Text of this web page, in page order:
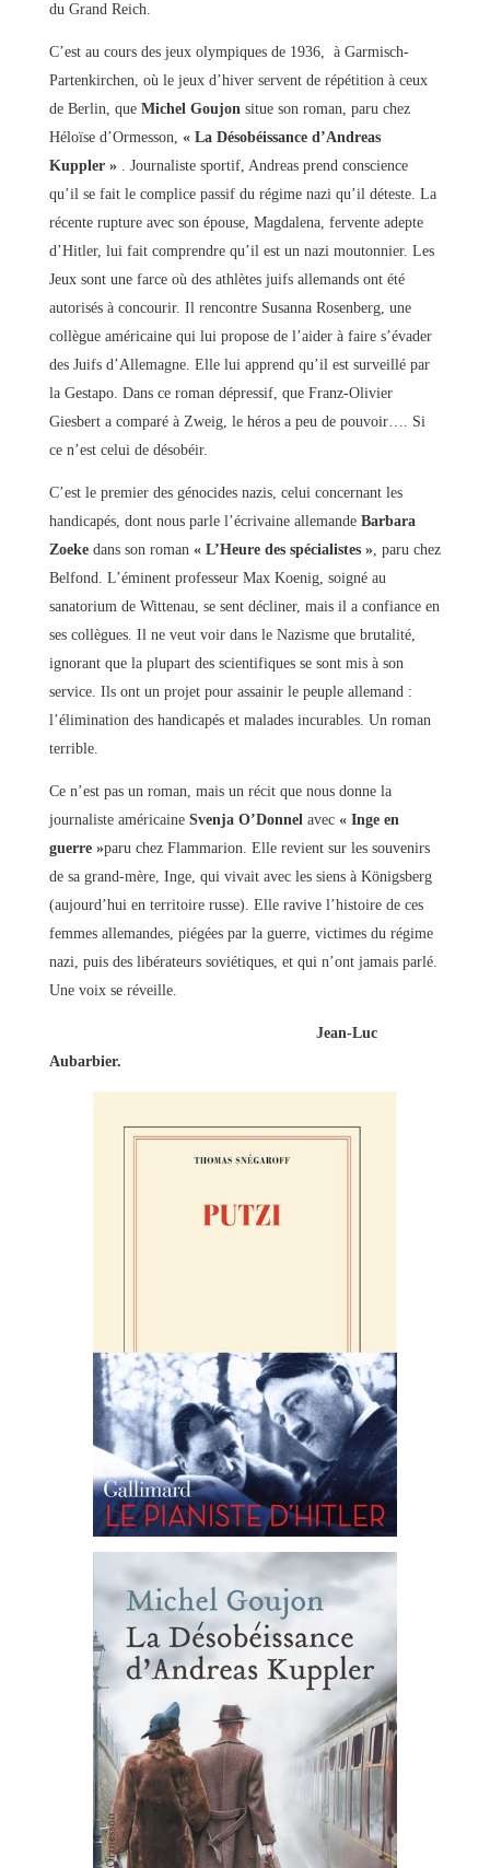
du Grand Reich.
C’est au cours des jeux olympiques de 1936, à Garmisch-
Partenkirchen, où le jeux d’hiver servent de répétition à ceux
de Berlin, que Michel Goujon situe son roman, paru chez
Héloïse d’Ormesson, « La Désobéissance d’Andreas
Kuppler ». Journaliste sportif, Andreas prend conscience
qu’il se fait le complice passif du régime nazi qu’il déteste. La
récente rupture avec son épouse, Magdalena, fervente adepte
d’Hitler, lui fait comprendre qu’il est un nazi moutonnier. Les
Jeux sont une farce où des athlètes juifs allemands ont été
autorisés à concourir. Il rencontre Susanna Rosenberg, une
collègue américaine qui lui propose de l’aider à faire s’évader
des Juifs d’Allemagne. Elle lui apprend qu’il est surveillé par
la Gestapo. Dans ce roman dépressif, que Franz-Olivier
Giesbert a comparé à Zweig, le héros a peu de pouvoir…. Si
ce n’est celui de désobéir.
C’est le premier des génocides nazis, celui concernant les
handicapés, dont nous parle l’écrivaine allemande Barbara
Zoekedans son roman « L’Heure des spécialistes », paru chez
Belfond. L’éminent professeur Max Koenig, soigné au
sanatorium de Wittenau, se sent décliner, mais il a confiance en
ses collègues. Il ne veut voir dans le Nazisme que brutalité,
ignorant que la plupart des scientifiques se sont mis à son
service. Ils ont un projet pour assainir le peuple allemand :
l’élimination des handicapés et malades incurables. Un roman
terrible.
Ce n’est pas un roman, mais un récit que nous donne la
journaliste américaine Svenja O’Donnel avec « Inge en
guerre »paru chez Flammarion. Elle revient sur les souvenirs
de sa grand-mère, Inge, qui vivait avec les siens à Königsberg
(aujourd’hui en territoire russe). Elle ravive l’histoire de ces
femmes allemandes, piégées par la guerre, victimes du régime
nazi, puis des libérateurs soviétiques, et qui n’ont jamais parlé.
Une voix se réveille.
Jean-Luc
Aubarbier.